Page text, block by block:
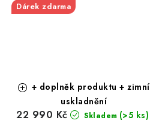
Dárek zdarma
+ doplněk produktu + zimní
uskladnění
Skladem (>5 ks)
22 990 Kč